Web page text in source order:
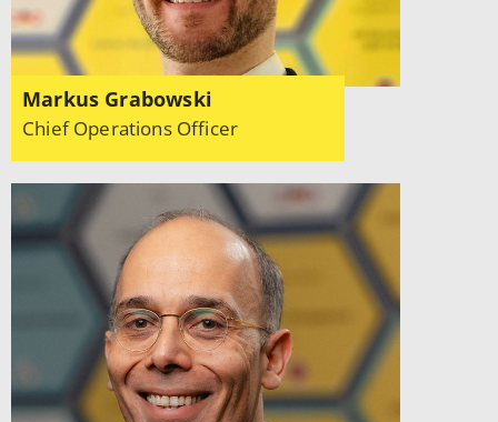
Markus Grabowski
Chief Operations Officer